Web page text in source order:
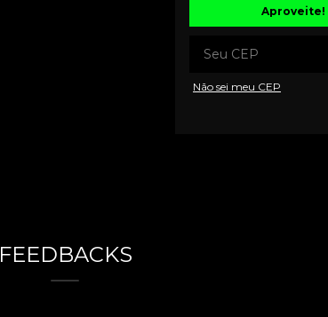
Aproveite!
Não sei meu CEP
FEEDBACKS